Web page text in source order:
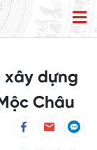
xây dựng
Châu